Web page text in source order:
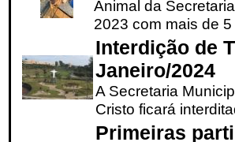
Animal da
2023 com mais de 5
Interdição de
Janeiro/2024
A Secretaria
Cristo ficará
Primeiras